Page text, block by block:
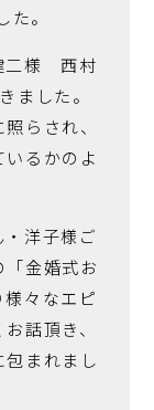
。
二様 西村
ました。
らされ、
るかのよ
洋子様ご
金婚式お
々なエピ
話頂き、
まれまし